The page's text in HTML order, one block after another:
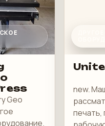
Geo
new.
печать,